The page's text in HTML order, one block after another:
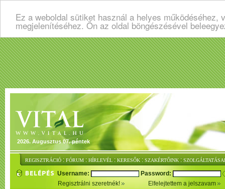
Ez a weboldal sütiket használ a helyes
megjelenítéséhez. Ön az oldal böngészésével
2026. Augusztus 07. péntek
REGISZTRÁCIÓ : FÓRUM : HÍRLEVÉL : KERESŐK : SZAKÉRTŐINK :
Username:
Password:
Regisztrálni szeretnék!
Elfelejtettem a jelszavam